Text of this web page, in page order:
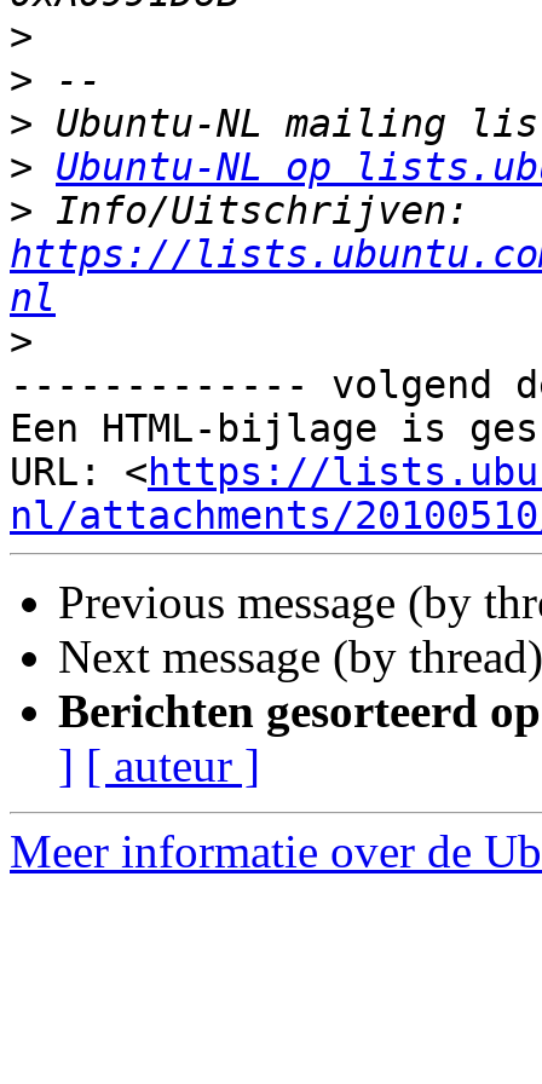
>
>
>
> Ubuntu-NL op
>
https://
nl
>
------------- volgend
Een HTML-bijlage is
URL: <https://
nl/attachments/
Previous message (by
Next message (by
Berichten gesorteerd
] [ auteur ]
Meer informatie over de